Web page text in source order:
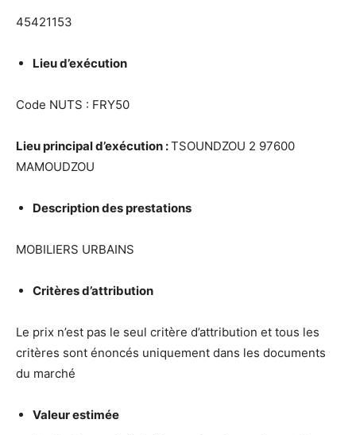
45421153
Lieu d’exécution
Code NUTS : FRY50
Lieu principal d’exécution :TSOUNDZOU 2 97600
MAMOUDZOU
Description des prestations
MOBILIERS URBAINS
Critères d’attribution
Le prix n’est pas le seul critère d’attribution et tous les
critères sont énoncés uniquement dans les documents
du marché
Valeur estimée